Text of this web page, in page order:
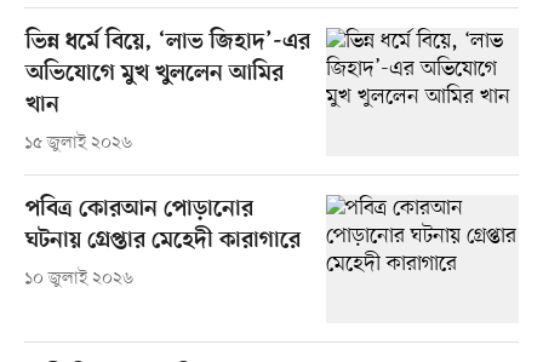
ভিন্ন ধর্মে বিয়ে, ‘লাভ জিহাদ’-এর
অভিযোগে মুখ খুললেন আমির
খান
১৫ জুলাই ২০২৬
পবিত্র কোরআন পোড়ানোর
ঘটনায় গ্রেপ্তার মেহেদী কারাগারে
১০ জুলাই ২০২৬